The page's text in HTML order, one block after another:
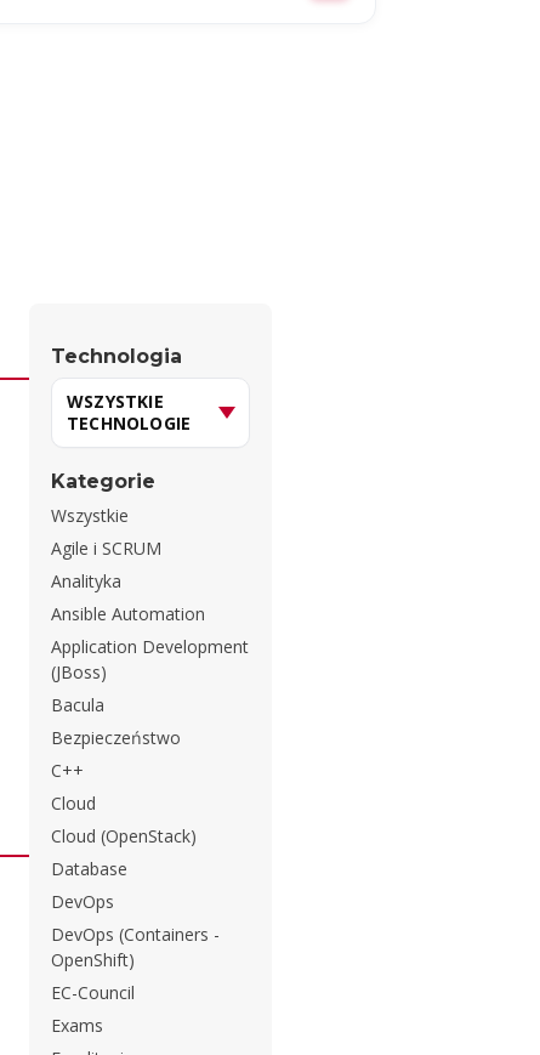
Technologia
Kategorie
Wszystkie
Agile i SCRUM
Analityka
Ansible Automation
Application Development
(JBoss)
Bacula
Bezpieczeństwo
C++
Cloud
Cloud (OpenStack)
Database
DevOps
DevOps (Containers -
OpenShift)
EC-Council
Exams